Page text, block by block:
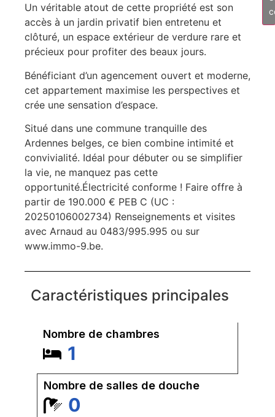
Un véritable atout de cette propriété est son
accès à un jardin privatif bien entretenu et
clôturé, un espace extérieur de verdure rare et
précieux pour profiter des beaux jours.
Bénéficiant d’un agencement ouvert et moderne,
cet appartement maximise les perspectives et
crée une sensation d’espace.
Situé dans une commune tranquille des
Ardennes belges, ce bien combine intimité et
convivialité. Idéal pour débuter ou se simplifier
la vie, ne manquez pas cette
opportunité.Électricité conforme ! Faire offre à
partir de 190.000 € PEB C (UC :
20250106002734) Renseignements et visites
avec Arnaud au 0483/995.995 ou sur
www.immo-9.be.
Caractéristiques principales
Nombre de chambres
1
Nombre de salles de douche
0